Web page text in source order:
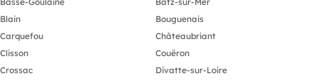
Blain
Bouguenais
Carquefou
Châteaubriant
Clisson
Couëron
Crossac
Divatte-sur-Loire